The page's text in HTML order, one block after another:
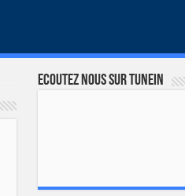
Ecoutez nous sur TuneIn